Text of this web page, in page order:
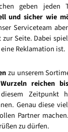
geben jeden
und sicher wie
Serviceteam
Seite. Dabei
Reklamation ist.
zu unserem
Wurzeln reichen
Zeitpunkt
Genau diese
Partner
zu dürfen.